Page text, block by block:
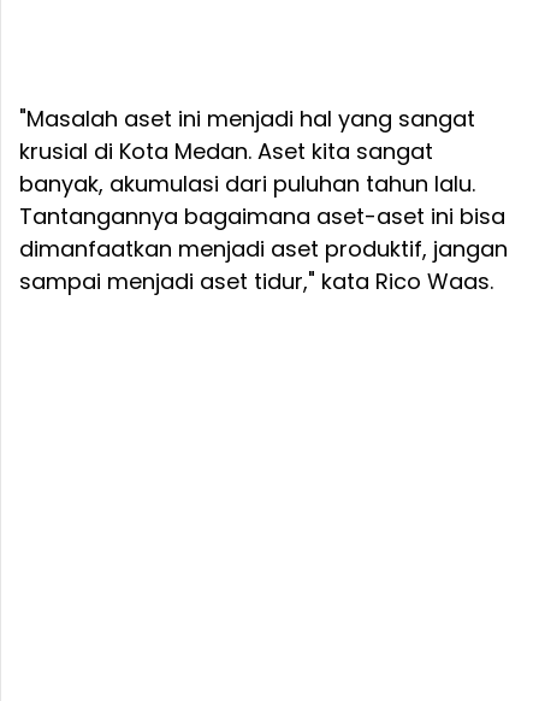
"Masalah aset ini menjadi hal yang sangat
krusial di Kota Medan. Aset kita sangat
banyak, akumulasi dari puluhan tahun lalu.
Tantangannya bagaimana aset-aset ini bisa
dimanfaatkan menjadi aset produktif, jangan
sampai menjadi aset tidur," kata Rico Waas.